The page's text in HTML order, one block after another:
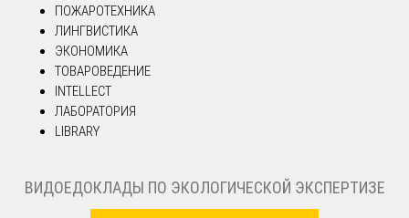
ПОЖАРОТЕХНИКА
ЛИНГВИСТИКА
ЭКОНОМИКА
ТОВАРОВЕДЕНИЕ
INTELLECT
ЛАБОРАТОРИЯ
LIBRARY
ВИДОЕДОКЛАДЫ ПО ЭКОЛОГИЧЕСКОЙ ЭКСПЕРТИЗЕ